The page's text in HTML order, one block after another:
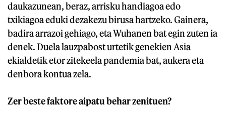
daukazunean, beraz, arrisku handiagoa edo
txikiagoa eduki dezakezu birusa hartzeko. Gainera,
badira arrazoi gehiago, eta Wuhanen bat egin zuten ia
denek. Duela lauzpabost urtetik genekien Asia
ekialdetik etor zitekeela pandemia bat, aukera eta
denbora kontua zela.
Zer beste faktore aipatu behar zenituen?